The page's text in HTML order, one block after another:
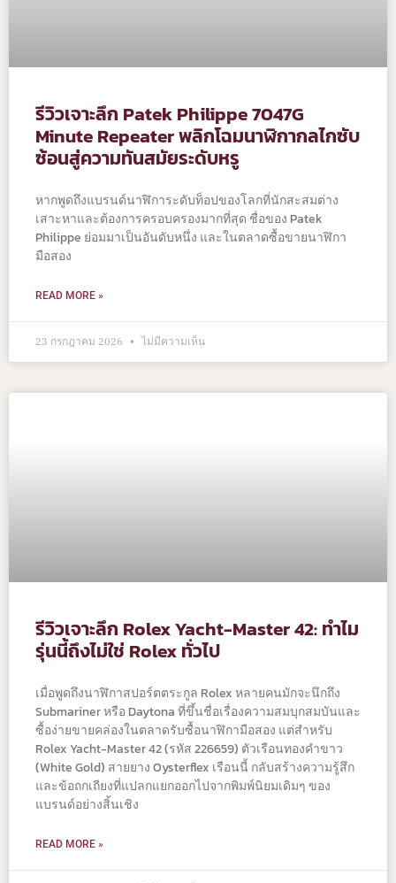
รีวิวเจาะลึก Patek Philippe 7047G
Minute Repeater พลิกโฉมนาฬิกากลไกซับ
ซ้อนสู่ความทันสมัยระดับหรู
หากพูดถึงแบรนด์นาฬิการะดับท็อปของโลกที่นักสะสมต่าง
เสาะหาและต้องการครอบครองมากที่สุด ชื่อของ Patek
Philippe ย่อมมาเป็นอันดับหนึ่ง และในตลาดซื้อขายนาฬิกา
มือสอง
READ MORE »
23 กรกฎาคม 2026 ไม่มีความเห็น
รีวิวเจาะลึก Rolex Yacht-Master 42: ทำไม
รุ่นนี้ถึงไม่ใช่ Rolex ทั่วไป
เมื่อพูดถึงนาฬิกาสปอร์ตตระกูล Rolex หลายคนมักจะนึกถึง
Submariner หรือ Daytona ที่ขึ้นชื่อเรื่องความสมบุกสมบันและ
ซื้อง่ายขายคล่องในตลาดรับซื้อนาฬิกามือสอง แต่สำหรับ
Rolex Yacht-Master 42 (รหัส 226659) ตัวเรือนทองคำขาว
(White Gold) สายยาง Oysterflex เรือนนี้ กลับสร้างความรู้สึก
และข้อถกเถียงที่แปลกแยกออกไปจากพิมพ์นิยมเดิมๆ ของ
แบรนด์อย่างสิ้นเชิง
READ MORE »